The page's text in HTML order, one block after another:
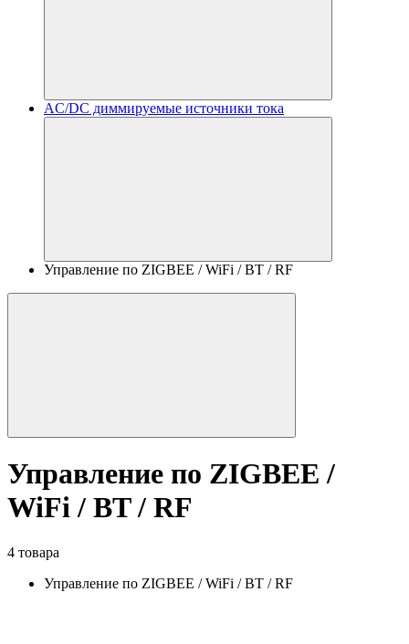
AC/DC диммируемые источники тока
Управление по ZIGBEE / WiFi / BT / RF
Управление по ZIGBEE /
WiFi / BT / RF
4 товара
Управление по ZIGBEE / WiFi / BT / RF